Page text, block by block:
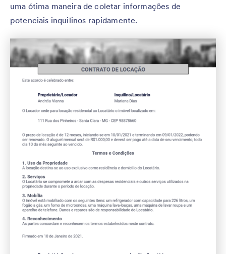
uma ótima maneira de coletar informações de
potenciais inquilinos rapidamente.